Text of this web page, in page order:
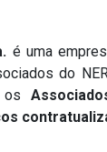
é uma
do
os